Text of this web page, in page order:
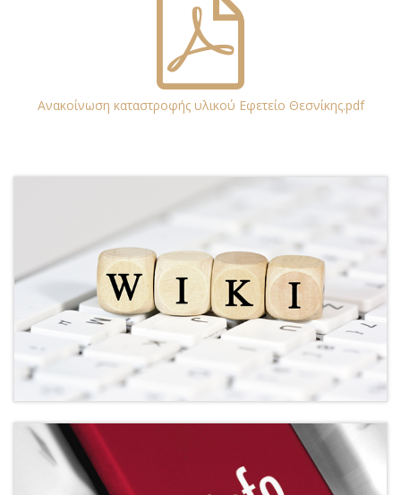
Ανακοίνωση καταστροφής υλικού Εφετείο Θεσνίκης.pdf